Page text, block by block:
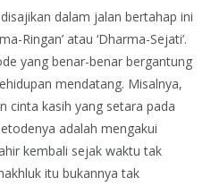
dalam jalan bertahap ini
Ringan’ atau ‘Dharma-Sejati’.
yang benar-benar bergantung
mendatang. Misalnya,
cinta kasih yang setara pada
adalah mengakui
kembali sejak waktu tak
itu bukannya tak